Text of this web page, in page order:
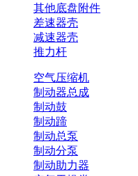
其他底盘附件
差速器壳
减速器壳
推力杆
空气压缩机
制动器总成
制动鼓
制动蹄
制动总泵
制动分泵
制动助力器